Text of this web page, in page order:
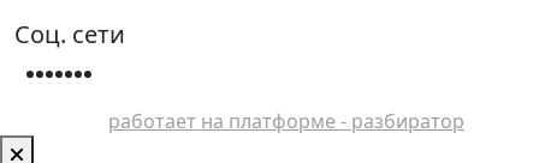
Соц. сети
работает на платформе - разбиратор